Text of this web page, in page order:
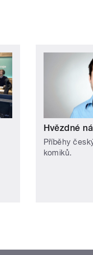
Hvězdné
Příběhy
komiků.